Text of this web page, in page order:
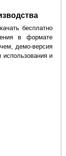
бесплатно
в формате
демо-версия
и